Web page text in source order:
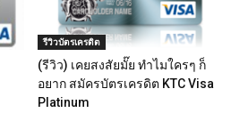
รีวิวบัตรเครดิต
(รีวิว) เคยสงสัยมั๊ย ทำไมใครๆ ก็
อยาก สมัครบัตรเครดิต KTC Visa
Platinum